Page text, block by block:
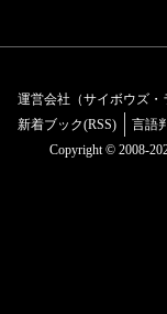
運営会社（サイボウズ・
新着ブック(RSS)
言語
Copyright © 2008-